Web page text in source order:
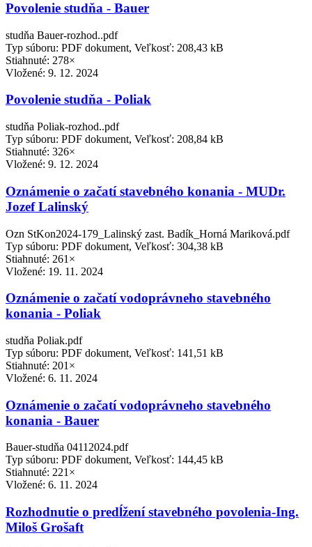
Povolenie studňa - Bauer
studňa Bauer-rozhod..pdf
Typ súboru: PDF dokument, Veľkosť: 208,43 kB
Stiahnuté: 278×
Vložené: 9. 12. 2024
Povolenie studňa - Poliak
studňa Poliak-rozhod..pdf
Typ súboru: PDF dokument, Veľkosť: 208,84 kB
Stiahnuté: 326×
Vložené: 9. 12. 2024
Oznámenie o začatí stavebného konania - MUDr.
Jozef Lalinský
Ozn StKon2024-179_Lalinský zast. Badík_Horná Mariková.pdf
Typ súboru: PDF dokument, Veľkosť: 304,38 kB
Stiahnuté: 261×
Vložené: 19. 11. 2024
Oznámenie o začatí vodoprávneho stavebného
konania - Poliak
studňa Poliak.pdf
Typ súboru: PDF dokument, Veľkosť: 141,51 kB
Stiahnuté: 201×
Vložené: 6. 11. 2024
Oznámenie o začatí vodoprávneho stavebného
konania - Bauer
Bauer-studňa 04112024.pdf
Typ súboru: PDF dokument, Veľkosť: 144,45 kB
Stiahnuté: 221×
Vložené: 6. 11. 2024
Rozhodnutie o predĺžení stavebného povolenia-Ing.
Miloš Grošaft